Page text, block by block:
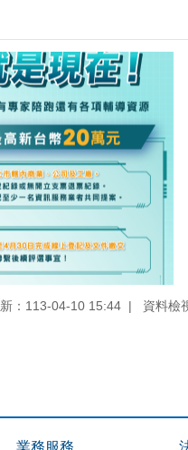
：113-04-10 15:44 資料檢
業務服務